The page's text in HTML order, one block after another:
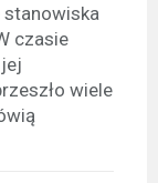
stanowiska
czasie
wiele